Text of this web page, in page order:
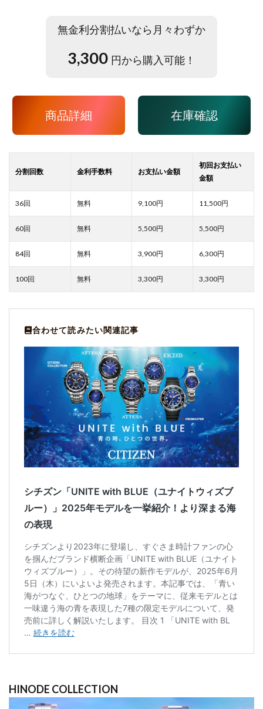
無金利分割払いなら月々わずか
3,300 円から購入可能！
商品詳細 在庫確認
9,100 11,500
5,500 5,500
3,900 6,300
3,300 3,300
HINODE COLLECTION